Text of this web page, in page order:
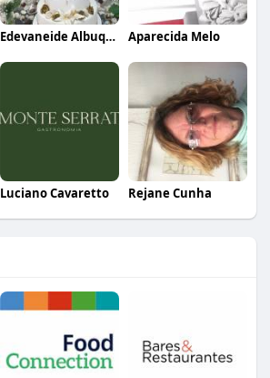
Edevaneide Albuquerque Aparecida Melo
Luciano Cavaretto Rejane Cunha